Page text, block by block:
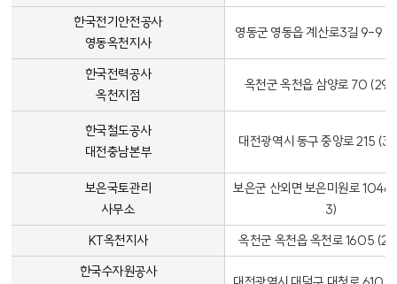
한국전기안전공사
영동옥천지사
영동군 영동읍 계산로3길 9-9
한국전력공사
옥천지점
옥천군 옥천읍 삼양로 70
한국철도공사
대전충남본부
대전광역시 동구 중앙로 215
보은국토관리
사무소
보은군 산외면 보은미원로
3)
KT옥천지사
옥천군 옥천읍 옥천로 1605
한국수자원공사